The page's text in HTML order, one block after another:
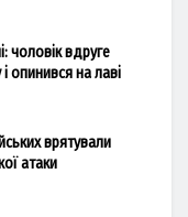
чоловік вдруге
опинився на лаві
врятували
атаки